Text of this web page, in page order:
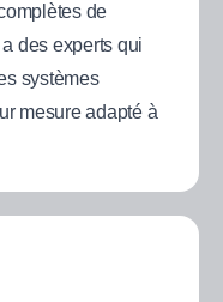
de
des experts qui
systèmes
mesure adapté à